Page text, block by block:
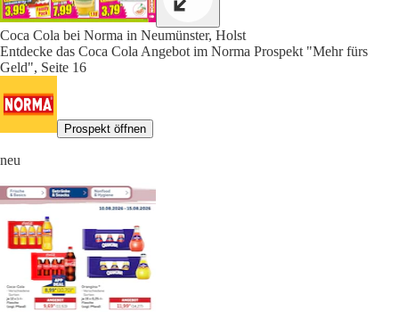
Coca Cola bei Norma in Neumünster, Holst
Entdecke das Coca Cola Angebot im Norma Prospekt "Mehr fürs
Geld", Seite 16
Prospekt öffnen
neu